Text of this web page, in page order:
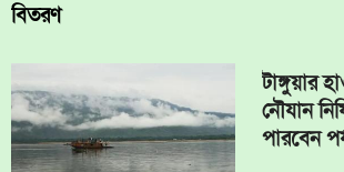
বিতরণ
টাঙ্গুয়ার
নৌযান
পারবেন